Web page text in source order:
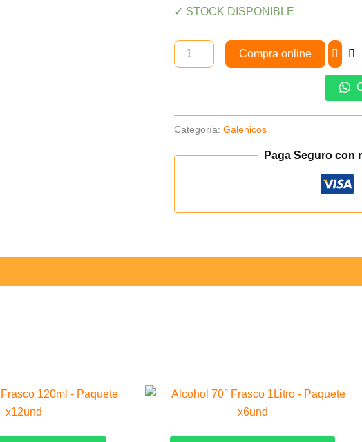
✓ STOCK DISPONIBLE
Paquete
cantidad
Compra online
Categoría:Galenicos
Paga Seguro con